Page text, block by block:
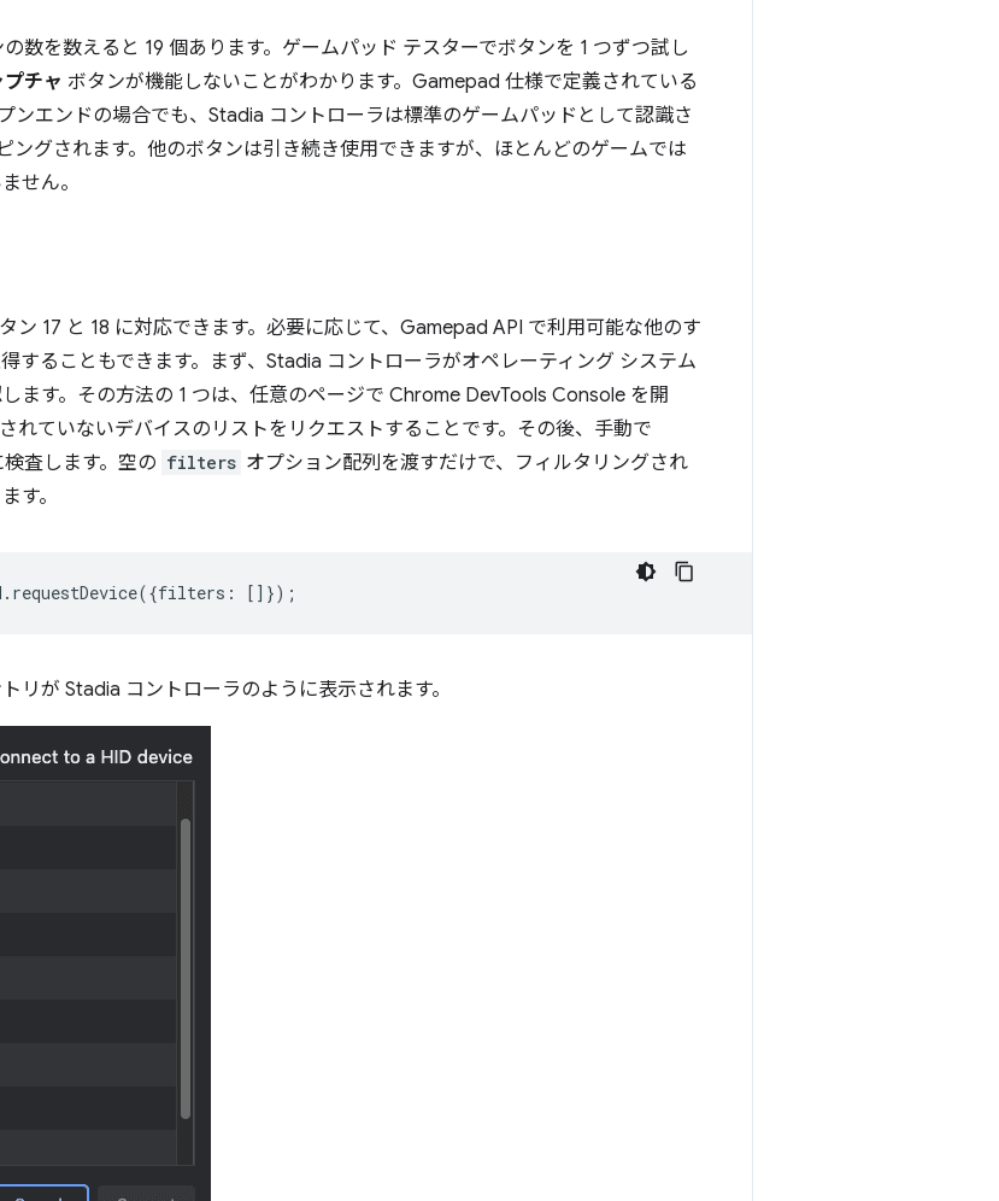
数を数えると 19 個あります。ゲームパッド テスターでボタンを 1 つずつ試し
プチャ ボタンが機能しないことがわかります。Gamepad 仕様で定義されている
ンエンドの場合でも、Stadia コントローラは標準のゲームパッドとして認識さ
ングされます。他のボタンは引き続き使用できますが、ほとんどのゲームでは
せん。
ン 17 と 18 に対応できます。必要に応じて、Gamepad API で利用可能な他のす
することもできます。まず、Stadia コントローラがオペレーティング システム
ます。その方法の 1 つは、任意のページで Chrome DevTools Console を開
れていないデバイスのリストをリクエストすることです。その後、手動で
査します。空の filters オプション配列を渡すだけで、フィルタリングされ
す。
. requestDevice({filters : []});
リが Stadia コントローラのように表示されます。